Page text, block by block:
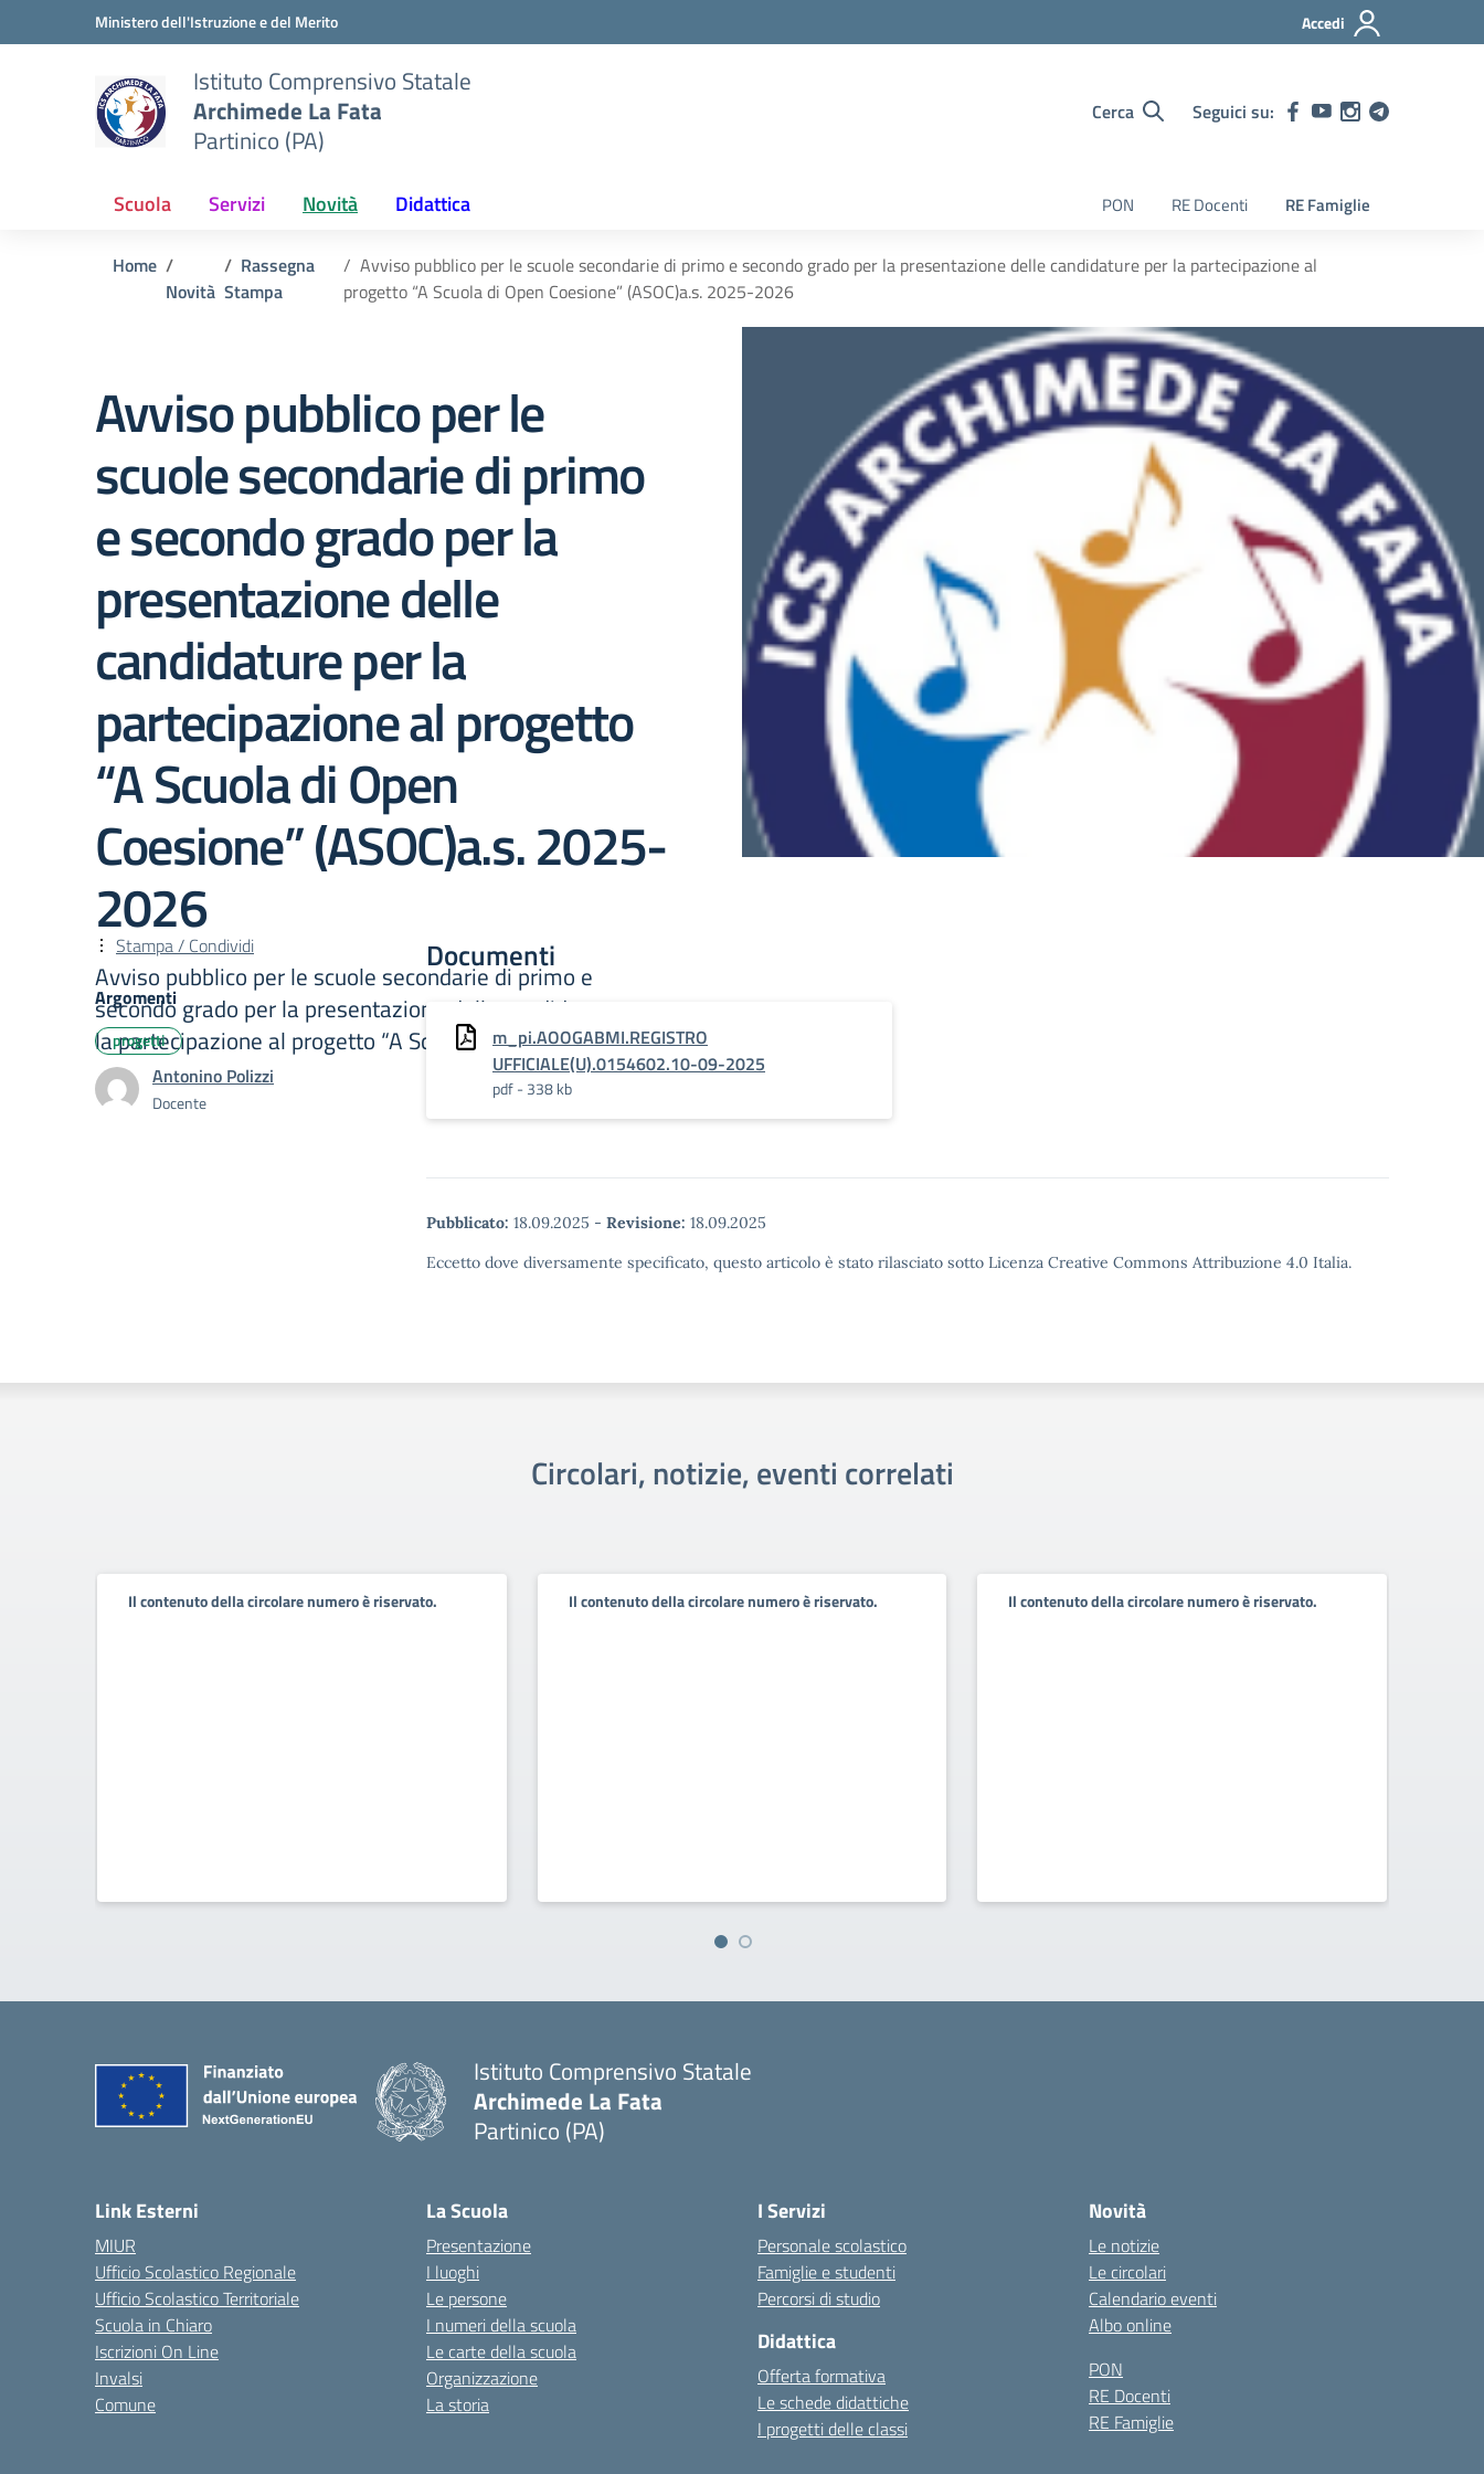
Vai ai contenuti
Vai al menu di navigazioneMinistero dell'Istruzione e del Merito Accedi
Istituto Comprensivo Statale
Archimede La Fata
Partinico (PA)
Cerca Seguici su:
Scuola Servizi Novità Didattica PON RE Docenti RE Famiglie
Home
Novità
Rassegna
Stampa
Avviso pubblico per le scuole secondarie di primo e secondo grado per la presentazione delle candidature per la partecipazione al
progetto “A Scuola di Open Coesione” (ASOC)a.s. 2025-2026
Avviso pubblico per le
scuole secondarie di primo
e secondo grado per la
presentazione delle
candidature per la
partecipazione al progetto
“A Scuola di Open
Coesione” (ASOC)a.s. 2025-
2026
Avviso pubblico per le scuole secondarie di primo e
secondo grado per la presentazione delle candidature per
la partecipazione al progetto “A Scuola di Open Coe
Antonino Polizzi
Docente
Documenti
m_pi.AOOGABMI.REGISTRO
UFFICIALE(U).0154602.10-09-2025
pdf - 338 kb
Pubblicato: 18.09.2025 - Revisione: 18.09.2025
Eccetto dove diversamente specificato, questo articolo è stato rilasciato sotto Licenza Creative Commons Attribuzione 4.0 Italia.
Stampa / Condividi
Argomenti
progetti
Circolari, notizie, eventi correlati
Il contenuto della circolare numero è riservato. Il contenuto della circolare numero è riservato. Il contenuto della circolare numero è riservato.
Istituto Comprensivo Statale
Archimede La Fata
Partinico (PA)
Link Esterni
MIUR
Ufficio Scolastico Regionale
Ufficio Scolastico Territoriale
Scuola in Chiaro
Iscrizioni On Line
Invalsi
Comune
La Scuola
Presentazione
I luoghi
Le persone
I numeri della scuola
Le carte della scuola
Organizzazione
La storia
I Servizi
Personale scolastico
Famiglie e studenti
Percorsi di studio
Didattica
Offerta formativa
Le schede didattiche
I progetti delle classi
Novità
Le notizie
Le circolari
Calendario eventi
Albo online
PON
RE Docenti
RE Famiglie